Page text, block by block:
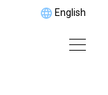
English